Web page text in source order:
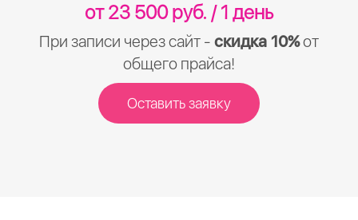
от 23 500 руб. / 1 день
При записи через сайт - скидка 10%от
общего прайса!
Оставить заявку